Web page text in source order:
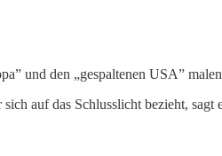
und den „gespaltenen USA”
auf das Schlusslicht bezieht, sagt